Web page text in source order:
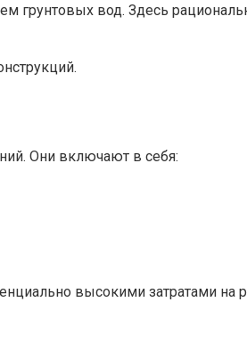
грунтовых вод. Здесь
Они включают в себя:
высокими затратами на